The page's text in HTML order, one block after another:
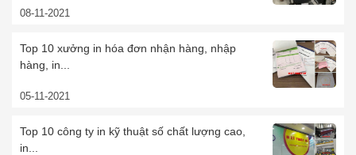
08-11-2021
Top 10 xưởng in hóa đơn nhận hàng, nhập
hàng, in...
05-11-2021
Top 10 công ty in kỹ thuật số chất lượng cao,
in...